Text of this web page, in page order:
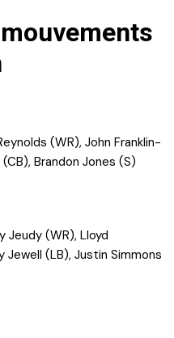
(WR), John Franklin-
Brandon Jones (S)
Jeudy (WR), Lloyd
Jewell (LB), Justin Simmons